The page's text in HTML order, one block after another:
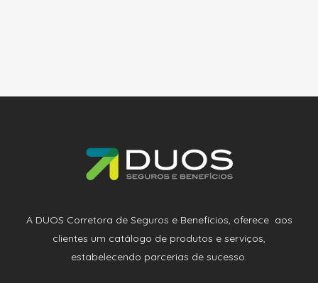
A DUOS Corretora de Seguros e Benefícios, oferece aos
clientes um catálogo de produtos e serviços,
estabelecendo parcerias de sucesso.